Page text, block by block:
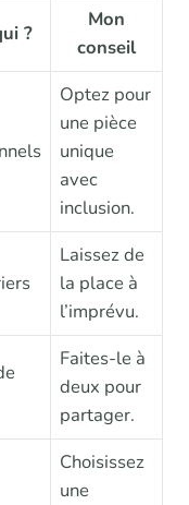
?
Mon
conseil
Optez pour
une pièce
unique
avec
inclusion.
Laissez de
la place à
l’imprévu.
Faites-le à
deux pour
partager.
Choisissez
une